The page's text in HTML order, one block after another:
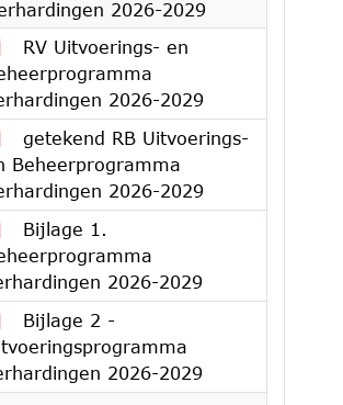
2026-2029
RV Uitvoerings- en
2026-2029
getekend RB Uitvoerings-
Beheerprogramma
2026-2029
Bijlage 1.
2026-2029
Bijlage 2 -
2026-2029